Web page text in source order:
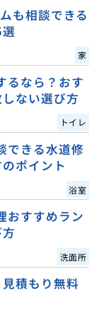
も相談できる
家
るなら？おす
ない選び方
トイレ
できる水道修
ポイント
浴室
おすすめラン
洗面所
積もり無料